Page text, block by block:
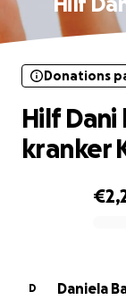
Donations
Hilf
kranker
D
Daniela